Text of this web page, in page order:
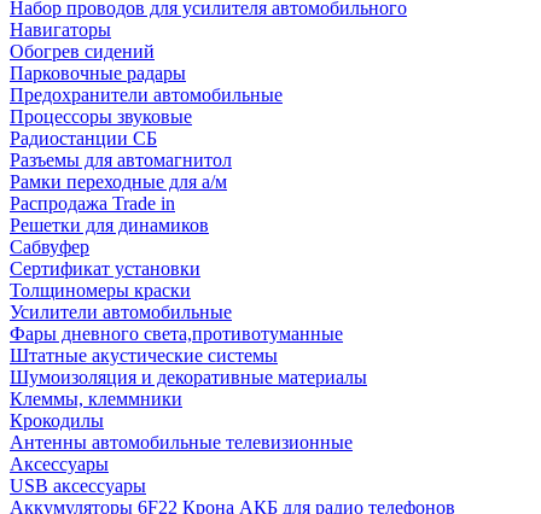
Набор проводов для усилителя автомобильного
Навигаторы
Обогрев сидений
Парковочные радары
Предохранители автомобильные
Процессоры звуковые
Радиостанции СБ
Разъемы для автомагнитол
Рамки переходные для а/м
Распродажа Trade in
Решетки для динамиков
Сабвуфер
Сертификат установки
Толщиномеры краски
Усилители автомобильные
Фары дневного света,противотуманные
Штатные акустические системы
Шумоизоляция и декоративные материалы
Клеммы, клеммники
Крокодилы
Антенны автомобильные телевизионные
Аксессуары
USB аксессуары
Аккумуляторы 6F22 Крона АКБ для радио телефонов